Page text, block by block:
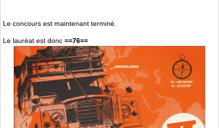
Le concours est maintenant terminé.
Le lauréat est donc ==76==